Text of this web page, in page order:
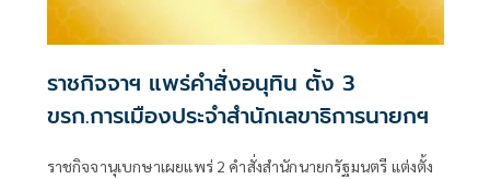
ราชกิจจาฯ แพร่คำสั่งอนุทิน ตั้ง 3
ขรก.การเมืองประจำสำนักเลขาธิการนายกฯ
ราชกิจจานุเบกษาเผยแพร่ 2 คำสั่งสำนักนายกรัฐมนตรี แต่งตั้ง